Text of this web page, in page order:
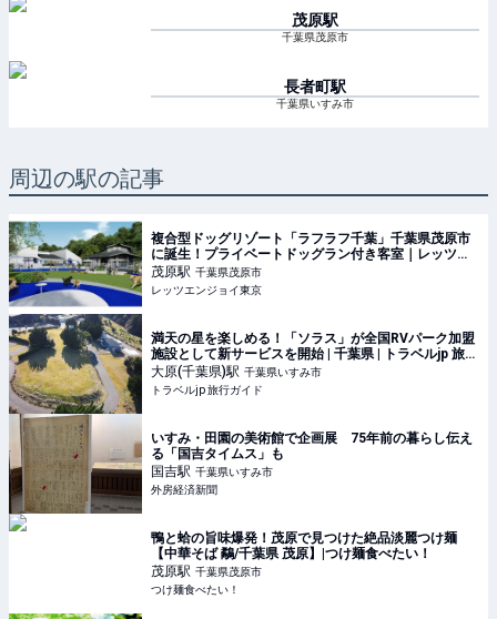
茂原駅
千葉県茂原市
長者町駅
千葉県いすみ市
周辺の駅の記事
複合型ドッグリゾート「ラフラフ千葉」千葉県茂原市
に誕生！プライベートドッグラン付き客室｜レッツエ
ンジョイ東京
茂原駅 千葉県茂原市
レッツエンジョイ東京
満天の星を楽しめる！「ソラス」が全国RVパーク加盟
施設として新サービスを開始 | 千葉県 | トラベルjp 旅行
ガイド
大原(千葉県)駅 千葉県いすみ市
トラベルjp 旅行ガイド
いすみ・田園の美術館で企画展 75年前の暮らし伝え
る「国吉タイムス」も
国吉駅 千葉県いすみ市
外房経済新聞
鴨と蛤の旨味爆発！茂原で見つけた絶品淡麗つけ麺
【中華そば 鷸/千葉県 茂原】|つけ麺食べたい！
茂原駅 千葉県茂原市
つけ麺食べたい！